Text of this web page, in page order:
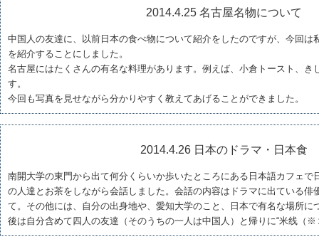
2014.4.25 名古屋名物について
中国人の友達に、以前日本の食べ物について紹介をしたのですが、今回は
を紹介することにしました。
名古屋にはたくさんの有名な料理があります。例えば、小倉トースト、き
す。
今回も写真を見せながら分かりやすく教えてあげることができました。
2014.4.26 日本のドラマ・日本食
南開大学の東門から出て何分くらいか歩いたところにある日本語カフェで
の人達とお茶をしながら会話しました。会話の内容はドラマに出ている俳
て。その他には、自分の出身地や、愛知大学のこと、日本で有名な場所に
後は自分含めて四人の友達（そのうちの一人は中国人）と帰りに“米线（※